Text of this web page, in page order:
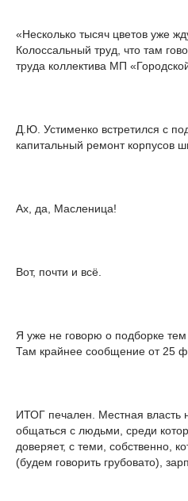
«Несколько тысяч цветов уже
Колоссальный труд, что там
труда коллектива МП
Д.Ю. Устименко встретился с
капитальный ремонт корпусов
Ах, да, Масленица!
Вот, почти и всё.
Я уже не говорю о подборке
Там крайнее сообщение от 25
ИТОГ печален. Местная власть
общаться с людьми, среди
доверяет, с теми, собственно,
(будем говорить грубовато),